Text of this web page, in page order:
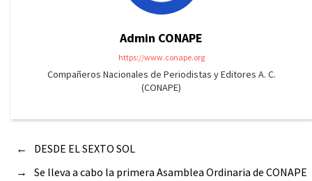
Admin CONAPE
https://www.conape.org
Compañeros Nacionales de Periodistas y Editores A. C.
(CONAPE)
←
DESDE EL SEXTO SOL
→
Se lleva a cabo la primera Asamblea Ordinaria de CONAPE